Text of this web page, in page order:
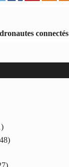
connectés